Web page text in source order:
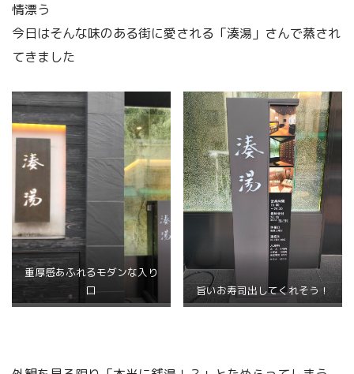
情漂う
今日はそんな味のある街に愛される「湊湯」さんで蒸され
てきました
重厚感あふれるモダンな入り
口
旨いお寿司出してくれそう！